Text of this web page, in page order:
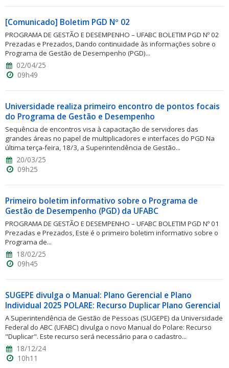
[Comunicado] Boletim PGD Nº 02
PROGRAMA DE GESTÃO E DESEMPENHO – UFABC BOLETIM PGD Nº 02
Prezadas e Prezados, Dando continuidade às informações sobre o
Programa de Gestão de Desempenho (PGD)...
02/04/25
09h49
Universidade realiza primeiro encontro de pontos focais
do Programa de Gestão e Desempenho
Sequência de encontros visa à capacitação de servidores das
grandes áreas no papel de multiplicadores e interfaces do PGD Na
última terça-feira, 18/3, a Superintendência de Gestão...
20/03/25
09h25
Primeiro boletim informativo sobre o Programa de
Gestão de Desempenho (PGD) da UFABC
PROGRAMA DE GESTÃO E DESEMPENHO – UFABC BOLETIM PGD Nº 01
Prezadas e Prezados, Este é o primeiro boletim informativo sobre o
Programa de...
18/02/25
09h45
SUGEPE divulga o Manual: Plano Gerencial e Plano
Individual 2025 POLARE: Recurso Duplicar Plano Gerencial
A Superintendência de Gestão de Pessoas (SUGEPE) da Universidade
Federal do ABC (UFABC) divulga o novo Manual do Polare: Recurso
"Duplicar". Este recurso será necessário para o cadastro...
18/12/24
10h11